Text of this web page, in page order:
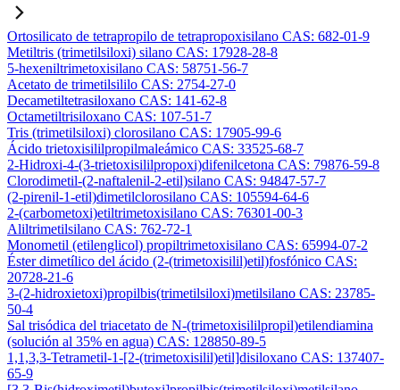
Ortosilicato de tetrapropilo de tetrapropoxisilano CAS: 682-01-9
Metiltris (trimetilsiloxi) silano CAS: 17928-28-8
5-hexeniltrimetoxisilano CAS: 58751-56-7
Acetato de trimetilsililo CAS: 2754-27-0
Decametiltetrasiloxano CAS: 141-62-8
Octametiltrisiloxano CAS: 107-51-7
Tris (trimetilsiloxi) clorosilano CAS: 17905-99-6
Ácido trietoxisililpropilmaleámico CAS: 33525-68-7
2-Hidroxi-4-(3-trietoxisililpropoxi)difenilcetona CAS: 79876-59-8
Clorodimetil-(2-naftalenil-2-etil)silano CAS: 94847-57-7
(2-pirenil-1-etil)dimetilclorosilano CAS: 105594-64-6
2-(carbometoxi)etiltrimetoxisilano CAS: 76301-00-3
Aliltrimetilsilano CAS: 762-72-1
Monometil (etilenglicol) propiltrimetoxisilano CAS: 65994-07-2
Éster dimetílico del ácido (2-(trimetoxisilil)etil)fosfónico CAS:
20728-21-6
3-(2-hidroxietoxi)propilbis(trimetilsiloxi)metilsilano CAS: 23785-
50-4
Sal trisódica del triacetato de N-(trimetoxisililpropil)etilendiamina
(solución al 35% en agua) CAS: 128850-89-5
1,1,3,3-Tetrametil-1-[2-(trimetoxisilil)etil]disiloxano CAS: 137407-
65-9